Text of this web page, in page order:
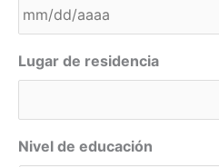
Lugar de residencia
Nivel de educación